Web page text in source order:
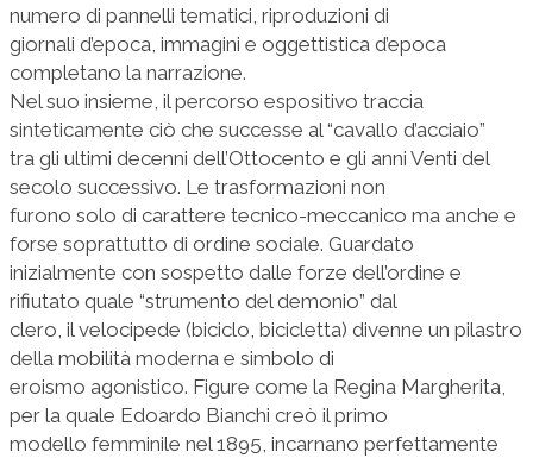
numero di pannelli tematici, riproduzioni di
giornali d’epoca, immagini e oggettistica d’epoca
completano la narrazione.
Nel suo insieme, il percorso espositivo traccia
sinteticamente ciò che successe al “cavallo d’acciaio”
tra gli ultimi decenni dell’Ottocento e gli anni Venti del
secolo successivo. Le trasformazioni non
furono solo di carattere tecnico-meccanico ma anche e
forse soprattutto di ordine sociale. Guardato
inizialmente con sospetto dalle forze dell’ordine e
rifiutato quale “strumento del demonio” dal
clero, il velocipede (biciclo, bicicletta) divenne un pilastro
della mobilità moderna e simbolo di
eroismo agonistico. Figure come la Regina Margherita,
per la quale Edoardo Bianchi creò il primo
modello femminile nel 1895, incarnano perfettamente